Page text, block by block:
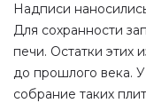
Надписи
Для сохранности
печи. Остатки этих
до прошлого века.
собрание таких